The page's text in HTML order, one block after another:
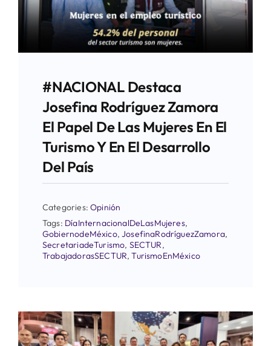
#NACIONAL Destaca
Josefina Rodríguez Zamora
El Papel De Las Mujeres En El
Turismo Y En El Desarrollo
Del País
Categories:Opinión
Tags: DíaInternacionalDeLasMujeres,
GobiernodeMéxico,JosefinaRodríguezZamora,
SecretariadeTurismo, SECTUR,
TrabajadorasSECTUR,TurismoEnMéxico